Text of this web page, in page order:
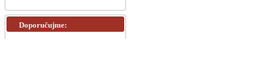
Doporučujme: